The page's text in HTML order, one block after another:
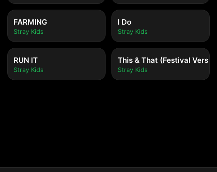
FARMING
Stray Kids
I Do
Stray Kids
RUN IT
Stray Kids
This & That (Festival
Stray Kids